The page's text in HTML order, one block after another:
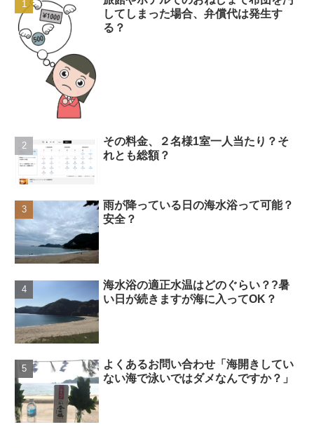
してしまった場合、弁償代は発生す
る？
その料金、２名様1室一人当たり？そ
れとも総額？
雨が降っている日の海水浴って可能？
安全？
海水浴の適正水温はどのぐらい？?暑
い日が続きますが海に入ってOK？
よくあるお問い合わせ「海開きしてい
ない海で泳いではダメなんですか？」